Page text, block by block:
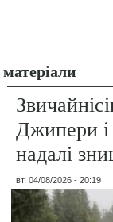
матеріали
Джипери і
надалі
вт, 04/08/2026 - 20:19